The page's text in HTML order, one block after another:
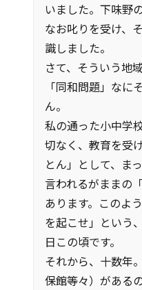
いました。下味野
なお叱りを受け、
識しました。
さて、そういう地
「同和問題」なに
ん。
私の通った小中学
切なく、教育を受
とん」として、ま
言われるがままの
あります。このよ
を起こせ」という
日この頃です。
それから、十数年
保館等々）がある